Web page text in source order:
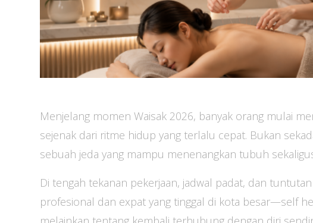
Menjelang momen Waisak 2026, banyak orang mulai
sejenak dari ritme hidup yang terlalu cepat. Bukan
sebuah jeda yang mampu menenangkan tubuh
Di tengah tekanan pekerjaan, jadwal padat, dan
profesional dan expat yang tinggal di kota besar—self